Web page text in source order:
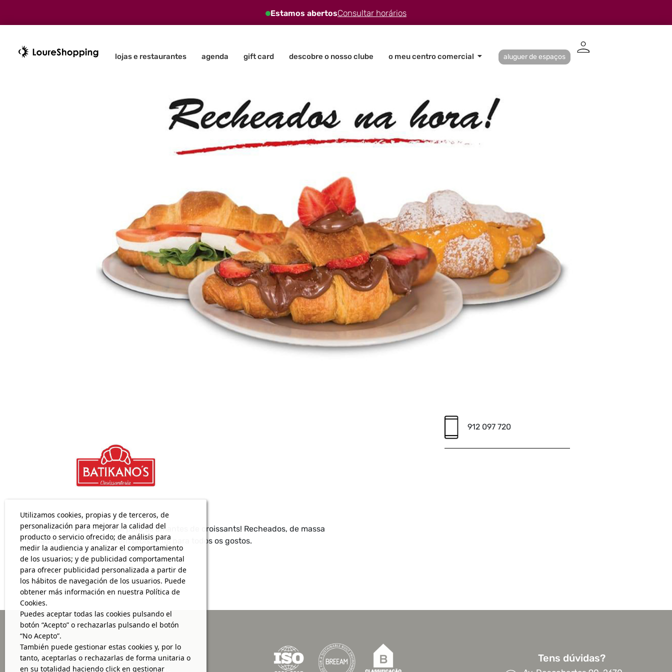
Estamos abertosConsultar horários
lojas e restaurantes agenda gift card descobre o nosso clube o meu centro comercial aluguer de espaços
A Batikano’s é o local ideal para os amantes de croissants! Recheados, de massa
folhada ou brioche, existem croissants para todos os gostos.
912 097 720
Aqui, vais encontrar as grandes
Tens dúvidas?
Utilizamos cookies, propias y de terceros, de
personalización para mejorar la calidad del
producto o servicio ofrecido; de análisis para
medir la audiencia y analizar el comportamiento
de los usuarios; y de publicidad comportamental
para ofrecer publicidad personalizada a partir de
los hábitos de navegación de los usuarios. Puede
obtener más información en nuestra Política de
Cookies.
Puedes aceptar todas las cookies pulsando el
botón “Acepto” o rechazarlas pulsando el botón
“No Acepto”.
También puede gestionar estas cookies y, por lo
tanto, aceptarlas o rechazarlas de forma unitaria o
en su totalidad haciendo click en gestionar